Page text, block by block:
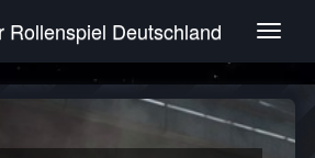
T
g
e
Rollenspiel Deutschland